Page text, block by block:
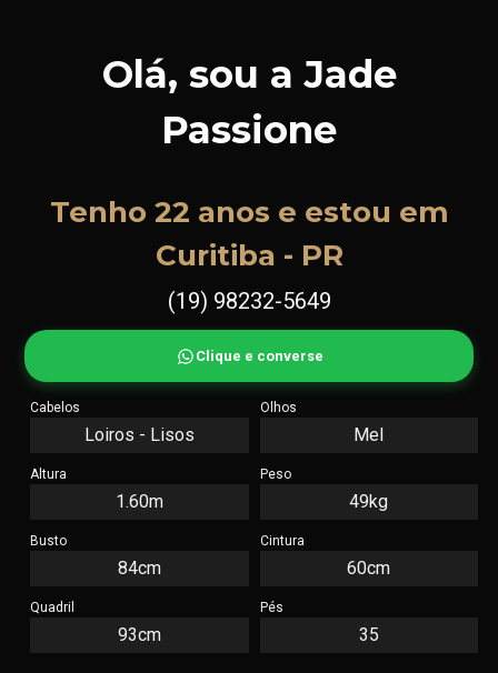
Olá, sou a Jade
Passione
Tenho 22 anos e estou em
Curitiba - PR
(19) 98232-5649
Clique e converse
Cabelos
Loiros - Lisos
Olhos
Mel
Altura
1.60m
Peso
49kg
Busto
84cm
Cintura
60cm
Quadril
93cm
Pés
35